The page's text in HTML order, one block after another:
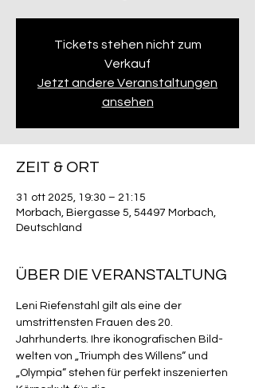
Tickets stehen nicht zum
Verkauf
Jetzt andere Veranstaltungen
ansehen
ZEIT & ORT
31 ott 2025, 19:30 – 21:15
Morbach, Biergasse 5, 54497 Morbach,
Deutschland
ÜBER DIE VERANSTALTUNG
Leni Riefenstahl gilt als eine der
umstrittensten Frauen des 20.
Jahrhunderts. Ihre ikonografischen Bild-
welten von „Triumph des Willens“ und
„Olympia“ stehen für perfekt inszenierten